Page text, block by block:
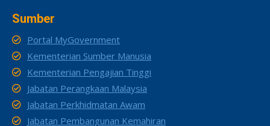
Sumber
Portal MyGovernment
Kementerian Sumber Manusia
Kementerian Pengajian Tinggi
Jabatan Perangkaan Malaysia
Jabatan Perkhidmatan Awam
Jabatan Pembangunan Kemahiran